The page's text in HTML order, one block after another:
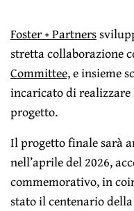
Foster + Partners
stretta collaborazione
Committee,e insieme
incaricato di
progetto.
Il progetto finale sarà
nell’aprile del 2026,
commemorativo, in
stato il centenario